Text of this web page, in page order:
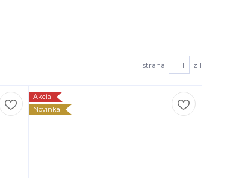
strana z 1
Akcia
Novinka